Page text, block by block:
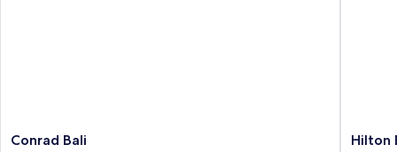
Conrad
Conrad Bali
Hilton
Hilton